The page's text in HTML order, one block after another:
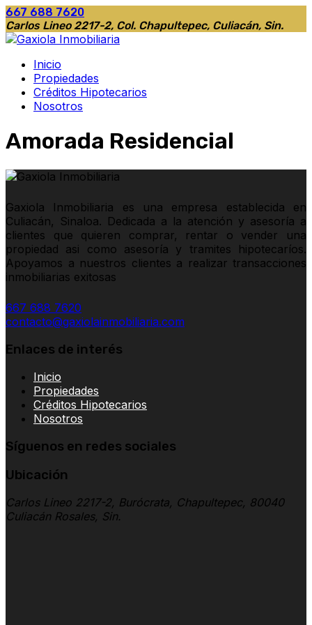
667 688 7620
Carlos Lineo 2217-2, Col. Chapultepec, Culiacán, Sin.
Inicio
Propiedades
Créditos Hipotecarios
Nosotros
Amorada Residencial
Gaxiola Inmobiliaria es una empresa establecida en
Culiacán, Sinaloa. Dedicada a la atención y asesoría a
clientes que quieren comprar, rentar o vender una
propiedad asi como asesoría y tramites hipotecaríos.
Apoyamos a nuestros clientes a realizar transacciones
inmobiliarias exitosas
667 688 7620
contacto@gaxiolainmobiliaria.com
Enlaces de interés
Inicio
Propiedades
Créditos Hipotecarios
Nosotros
Síguenos en redes sociales
Ubicación
Carlos Lineo 2217-2, Burócrata, Chapultepec, 80040
Culiacán Rosales, Sin.